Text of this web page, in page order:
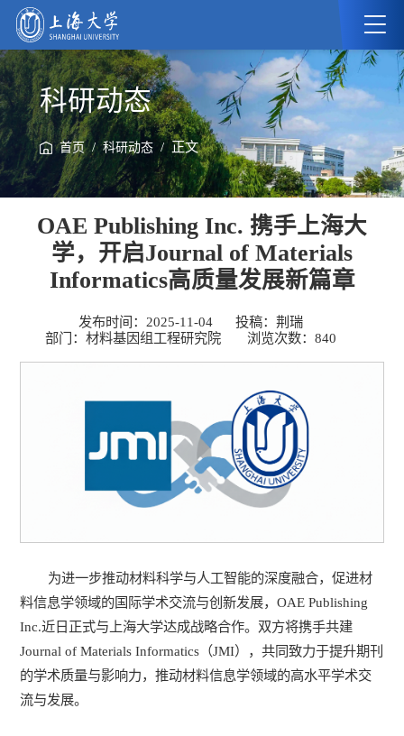
科研动态
首页/科研动态/ 正文
OAE Publishing Inc. 携手上海大
学，开启Journal of Materials
Informatics高质量发展新篇章
发布时间：2025-11-04
投稿：荆瑞
部门：材料基因组工程研究院
浏览次数： 840
为进一步推动材料科学与人工智能的深度融合，促进材
料信息学领域的国际学术交流与创新发展，OAE Publishing
Inc.近日正式与上海大学达成战略合作。双方将携手共建
Journal of Materials Informatics （JMI），共同致力于提升期刊
的学术质量与影响力，推动材料信息学领域的高水平学术交
流与发展。